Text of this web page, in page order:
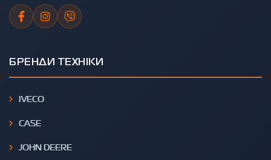
БРЕНДИ ТЕХНІКИ
IVECO
CASE
JOHN DEERE